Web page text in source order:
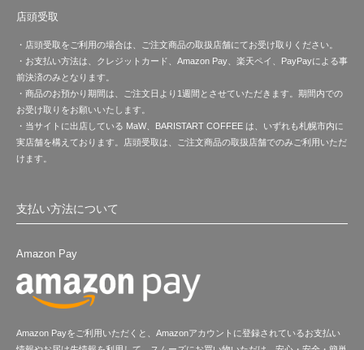
店頭受取
・店頭受取をご利用の場合は、ご注文商品の取扱店舗にてお受け取りください。
・お支払い方法は、クレジットカード、Amazon Pay、楽天ペイ、PayPayによる事
前決済のみとなります。
・商品のお預かり期間は、ご注文日より1週間とさせていただきます。期間内での
お受け取りをお願いいたします。
・当サイトに出店している MaW、BARISTART COFFEE は、いずれも札幌市内に
実店舗を構えております。店頭受取は、ご注文商品の取扱店舗でのみご利用いただ
けます。
支払い方法について
Amazon Pay
Amazon Payをご利用いただくと、Amazonアカウントに登録されているお支払い